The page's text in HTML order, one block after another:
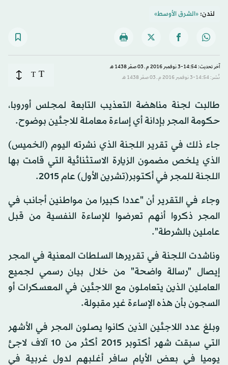
لندن:«الشرق الأوسط»
آخر تحديث: 14:54-3 نوفمبر 2016 م ـ 03 صفَر 1438 هـ
نُشر: 14:54-3 نوفمبر 2016 م ـ 03 صفَر 1438 هـ
T
T
طالبت لجنة مناهضة التعذيب التابعة لمجلس أوروبا،
حكومة المجر بإدانة أي إساءة معاملة للاجئين بوضوح.
جاء ذلك في تقرير اللجنة الذي نشرته اليوم (الخميس)
الذي يلخص مضمون الزيارة الاستثنائية التي قامت بها
اللجنة للمجر في أكتوبر(تشرين الأول) عام 2015.
وجاء في التقرير أن "عددا كبيرا من مواطنين أجانب في
المجر ذكروا أنهم تعرضوا للإساءة النفسية من قبل
عاملين بالشرطة".
وناشدت اللجنة في تقريرها السلطات المعنية في المجر
إيصال "رسالة واضحة" من خلال بيان رسمي لجميع
العاملين الذين يتعاملون مع اللاجئين في المعسكرات أو
السجون بأن هذه الإساءة غير مقبولة.
وبلغ عدد اللاجئين الذين كانوا يصلون المجر في الأشهر
التي سبقت شهر أكتوبر 2015 أكثر من 10 آلاف لاجئ
يوميا في بعض الأيام سافر أغلبهم لدول غربية في